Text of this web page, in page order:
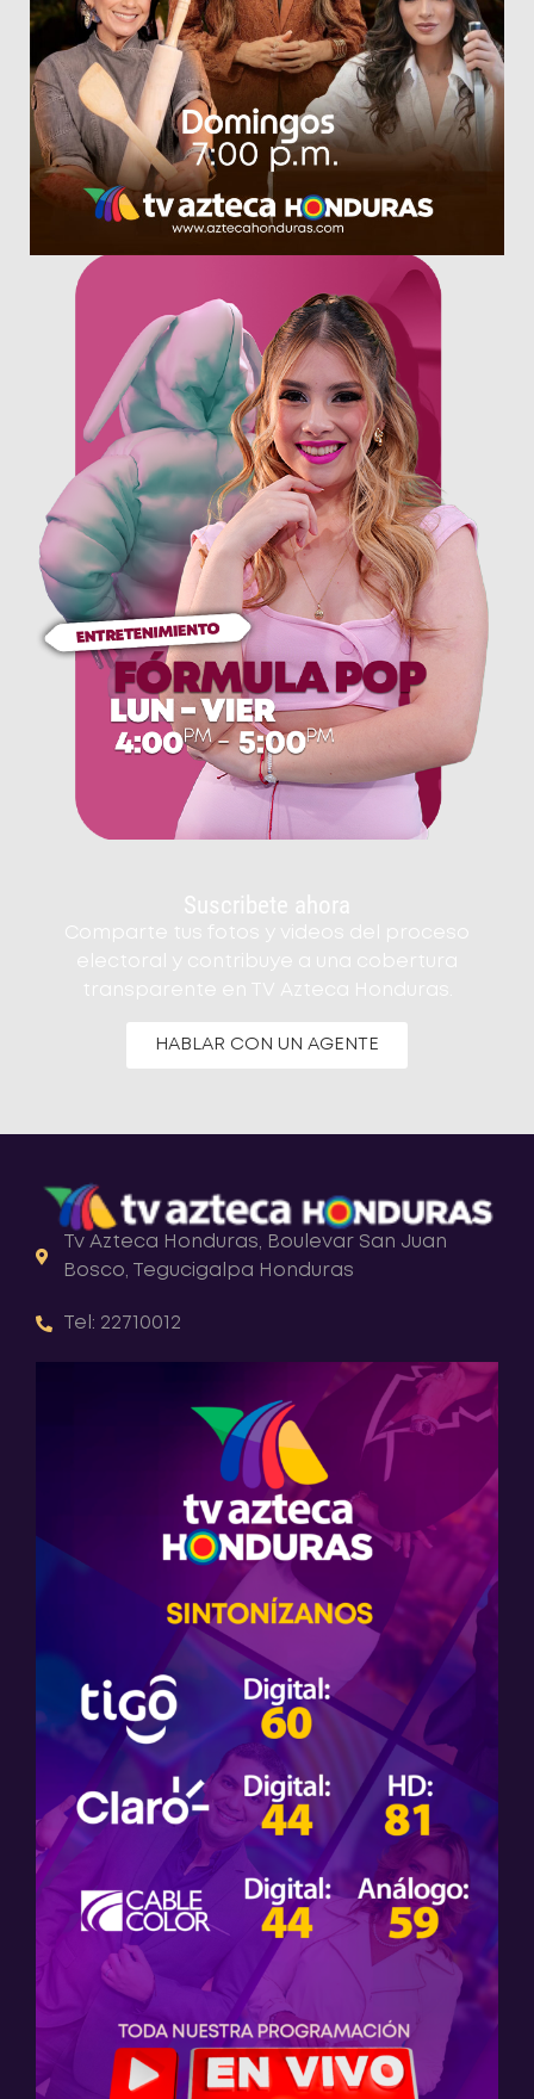
Suscribete ahora
Comparte tus fotos y videos del proceso
electoral y contribuye a una cobertura
transparente en TV Azteca Honduras.
HABLAR CON UN AGENTE
Tv Azteca Honduras, Boulevar San Juan
Bosco, Tegucigalpa Honduras
Tel: 22710012